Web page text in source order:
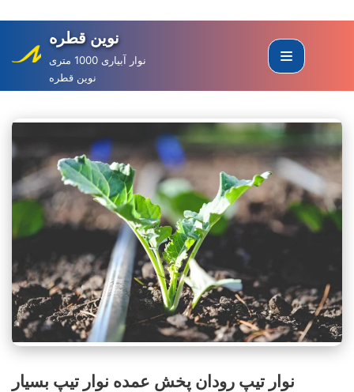
to
content
نوین قطره
نوار آبیاری 1000 متری
نوین قطره
نوار تیپ رودان پخش عمده نوار تیپ بسیار